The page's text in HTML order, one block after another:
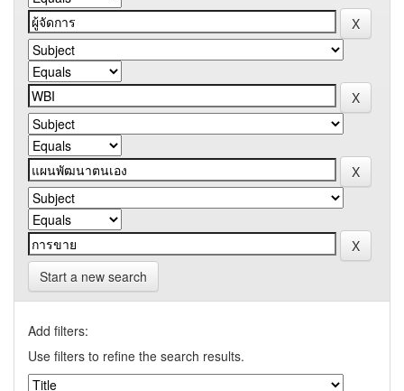
Start a new search
Add filters:
Use filters to refine the search results.